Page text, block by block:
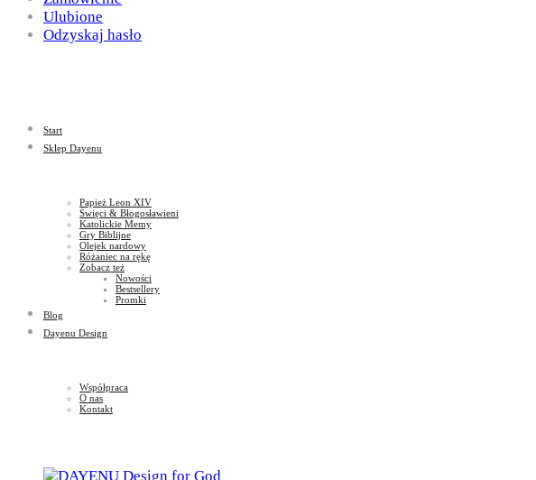
God
God
Ulubione
Odzyskaj hasło
Start
Sklep Dayenu
Papież Leon XIV
Święci & Błogosławieni
Katolickie Memy
Gry Biblijne
Olejek nardowy
Różaniec na rękę
Zobacz też
Nowości
Bestsellery
Promki
Blog
Dayenu Design
Współpraca
O nas
Kontakt